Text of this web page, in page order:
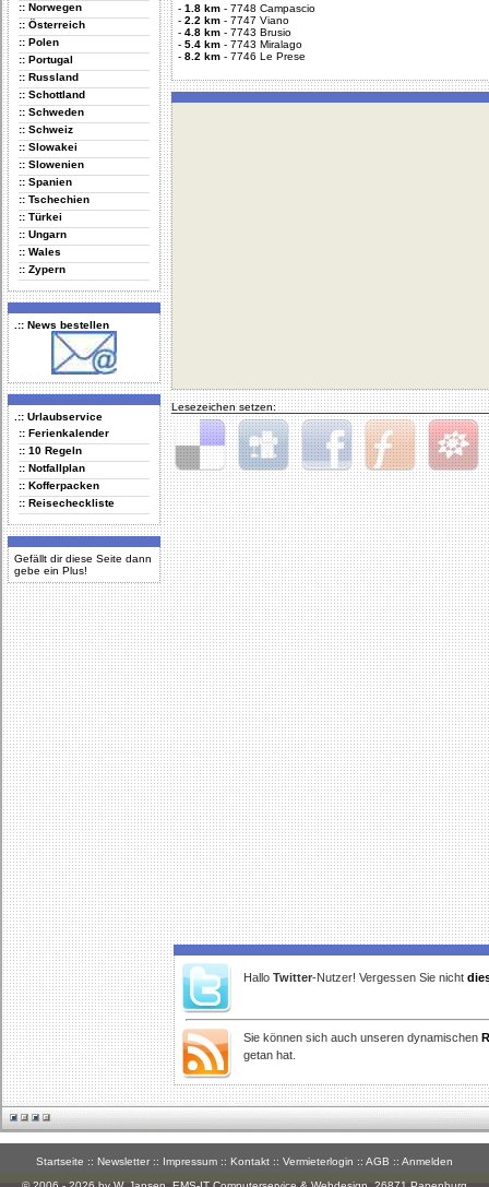
:: Norwegen
:: Österreich
:: Polen
:: Portugal
:: Russland
:: Schottland
:: Schweden
:: Schweiz
:: Slowakei
:: Slowenien
:: Spanien
:: Tschechien
:: Türkei
:: Ungarn
:: Wales
:: Zypern
.:: News bestellen
.:: Urlaubservice
:: Ferienkalender
:: 10 Regeln
:: Notfallplan
:: Kofferpacken
:: Reisecheckliste
Gefällt dir diese Seite dann
gebe ein Plus!
- 1.8 km - 7748 Campascio
- 2.2 km - 7747 Viano
- 4.8 km - 7743 Brusio
- 5.4 km - 7743 Miralago
- 8.2 km - 7746 Le Prese
Lesezeichen setzen:
Delicious Digg Facebook Furl StudiVZ
Hallo Twitter-Nutzer! Vergessen Sie nicht
Sie können sich auch unseren dynamischen
getan hat.
Startseite :: Newsletter :: Impressum :: Kontakt :: Vermieterlogin :: AGB :: Anmelden